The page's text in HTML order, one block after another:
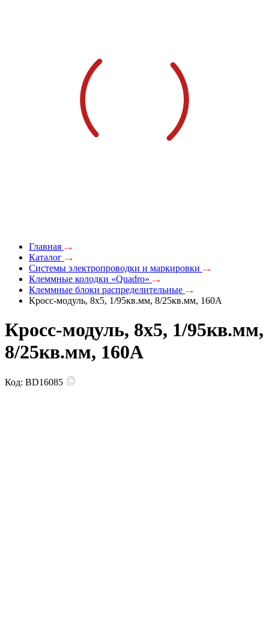
Главная
Каталог
Системы электропроводки и маркировки
Клеммные колодки «Quadro»
Клеммные блоки распределительные
Кросс-модуль, 8х5, 1/95кв.мм, 8/25кв.мм, 160А
Кросс-модуль, 8х5, 1/95кв.мм,
8/25кв.мм, 160А
Код: BD16085